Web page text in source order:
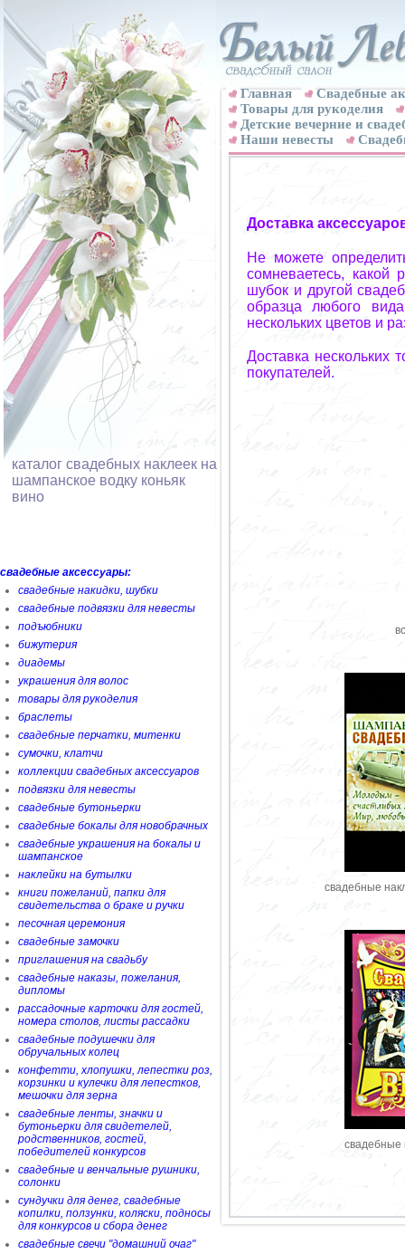
каталог свадебных наклеек на
шампанское водку коньяк
вино
свадебные аксессуары:
свадебные накидки, шубки
свадебные подвязки для невесты
подъюбники
бижутерия
диадемы
украшения для волос
товары для рукоделия
браслеты
свадебные перчатки, митенки
сумочки, клатчи
коллекции свадебных аксессуаров
подвязки для невесты
свадебные бутоньерки
свадебные бокалы для новобрачных
свадебные украшения на бокалы и
шампанское
наклейки на бутылки
книги пожеланий, папки для
свидетельства о браке и ручки
песочная церемония
свадебные замочки
приглашения на свадьбу
свадебные наказы, пожелания,
дипломы
рассадочные карточки для гостей,
номера столов, листы рассадки
свадебные подушечки для
обручальных колец
конфетти, хлопушки, лепестки роз,
корзинки и кулечки для лепестков,
мешочки для зерна
свадебные ленты, значки и
бутоньерки для свидетелей,
родственников, гостей,
победителей конкурсов
свадебные и венчальные рушники,
солонки
сундучки для денег, свадебные
копилки, ползунки, коляски, подносы
для конкурсов и сбора денег
свадебные свечи "домашний очаг"
Главная
Свадебные
Товары для рукоделия
Детские вечерние и
Наши невесты
Доставка
Не можете
сомневаетесь, какой
шубок и другой
образца любого
нескольких цветов и
Доставка нескольких
покупателей.
свадебные
свадебные